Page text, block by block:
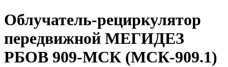
Облучатель-рециркулятор
передвижной МЕГИДЕЗ
РБОВ 909-МСК (МСК-909.1)